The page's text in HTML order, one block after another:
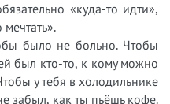
«куда-то идти»,
было не больно. Чтобы
был кто-то, к кому можно
у тебя в холодильнике
забыл, как ты пьёшь кофе.